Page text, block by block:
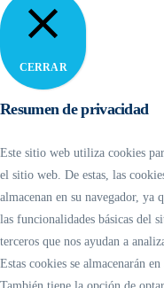
CERRAR
Resumen de privacidad
Este sitio web utiliza cookies
el sitio web. De estas, las
almacenan en su navegador, ya
las funcionalidades básicas del
terceros que nos ayudan a
Estas cookies se almacenarán